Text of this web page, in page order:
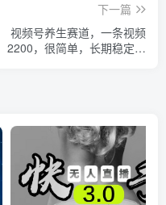
下一篇
视频号养生赛道，一条视频
2200，很简单，长期稳定可